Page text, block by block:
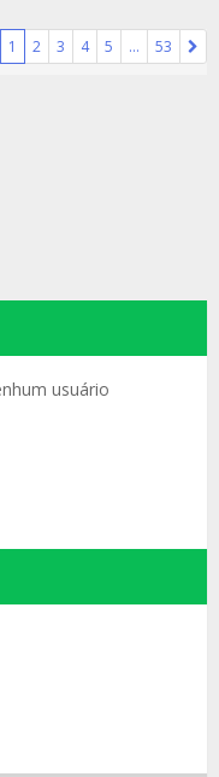
1 2 3 4 5 … 53
usuário